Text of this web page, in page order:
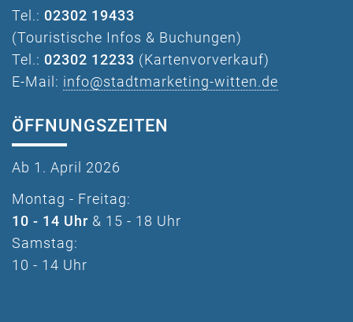
Tel.: 02302 19433
(Touristische Infos & Buchungen)
Tel.: 02302 12233 (Kartenvorverkauf)
E-Mail: info@stadtmarketing-witten.de
ÖFFNUNGSZEITEN
Ab 1. April 2026
Montag - Freitag:
10 - 14 Uhr & 15 - 18 Uhr
Samstag:
10 - 14 Uhr